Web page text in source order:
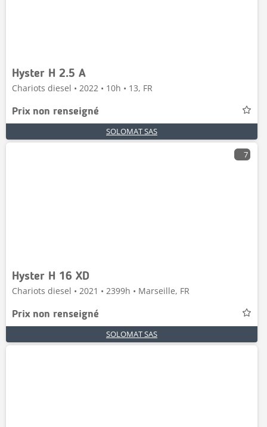
Hyster H 2.5 A
Chariots diesel • 2022 • 10h • 13, FR
Prix non renseigné
SOLOMAT SAS
7
Hyster H 16 XD
Chariots diesel • 2021 • 2399h • Marseille, FR
Prix non renseigné
SOLOMAT SAS